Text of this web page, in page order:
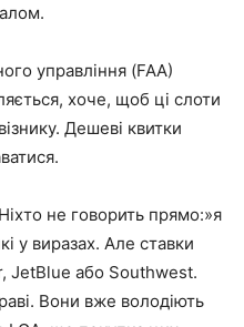
управління (FAA)
хоче, щоб ці слоти
Дешеві квитки
не говорить прямо:»я
у виразах. Але ставки
JetBlue або Southwest.
Вони вже володіють